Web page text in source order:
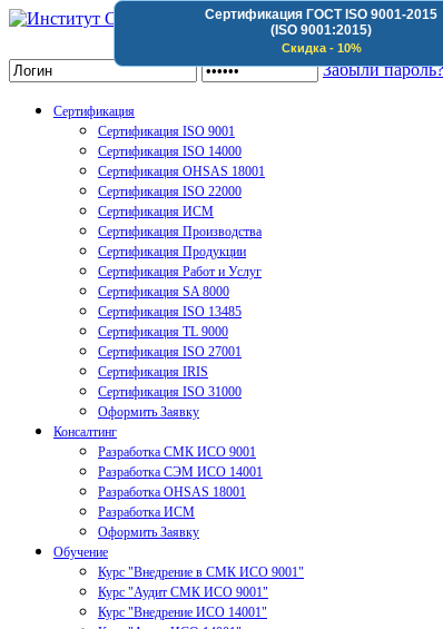
Сертификация ГОСТ ISO 9001-2015
(ISO 9001:2015)
Скидка - 10%
Институт Сертификации
Забыли пароль?
Сертификация
Сертификация ISO 9001
Сертификация ISO 14000
Сертификация OHSAS 18001
Сертификация ISO 22000
Сертификация ИСМ
Сертификация Производства
Сертификация Продукции
Сертификация Работ и Услуг
Сертификация SA 8000
Сертификация ISO 13485
Сертификация TL 9000
Сертификация ISO 27001
Сертификация IRIS
Сертификация ISO 31000
Оформить Заявку
Консалтинг
Разработка СМК ИСО 9001
Разработка СЭМ ИСО 14001
Разработка OHSAS 18001
Разработка ИСМ
Оформить Заявку
Обучение
Курс "Внедрение в СМК ИСО 9001"
Курс "Аудит СМК ИСО 9001"
Курс "Внедрение ИСО 14001"